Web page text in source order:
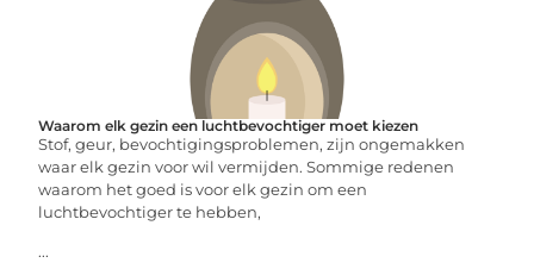
Waarom elk gezin een luchtbevochtiger moet kiezen
Stof, geur, bevochtigingsproblemen, zijn ongemakken
waar elk gezin voor wil vermijden. Sommige redenen
waarom het goed is voor elk gezin om een
luchtbevochtiger te hebben,
...